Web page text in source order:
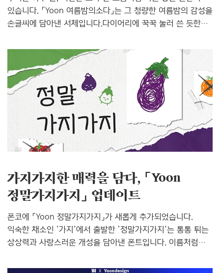
있습니다. 「Yoon 여름밤의소다」는 그 청량한 여름밤의 감성을
손글씨에 담아낸 서체입니다.다이어리에 꾹꾹 눌러 쓴 듯한
분위기를 더했습니다.또한 동글동글하고 꽉 찬 'ㅇ'은 톡톡
터지는 탄산 기포를 떠올리게 하며, 보는 것만으로도 시원한
무드를 전해줍니다.여기에 소다를 모티브로 한 히든 딩벳도
함께 구성했습니다.시원한 소다를 닮은 귀여운 요소들을
활용해다양한 디자인에 청량한 포인트를 더해보세요.기록하는
순간부터 특별한 디자인 작업까지, 「Yoon 여름밤의소다」는
일상에 작은 설렘과 싱그러움을 전합니다.올여름, 「Yoon
여름밤의소다」와 함께 청량한 감성을 한 글자씩 채워보세요.📌
폰트..
가지가지한 매력을 담다, 「Yoon
정말가지가지」 업데이트
폰코에 「Yoon 정말가지가지」가 새롭게 추가되었습니다.
익숙한 채소인 ‘가지’에서 출발한 ‘정말가지가지’는 통통 튀는
상상력과 사랑스러운 개성을 담아낸 폰트입니다. 이름처럼
미소를 자아냅니다. 동글동글하고 경쾌한 조형감은 밝고